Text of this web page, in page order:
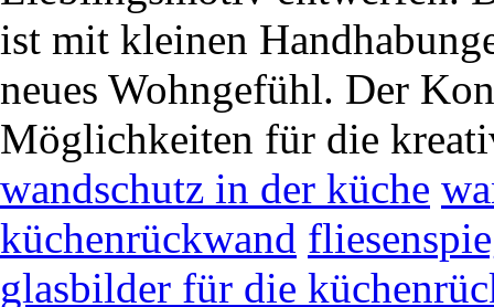
ist mit kleinen
neues Wohngefühl. Der
Möglichkeiten für die
wandschutz in der küche
küchenrückwand
glasbilder für die